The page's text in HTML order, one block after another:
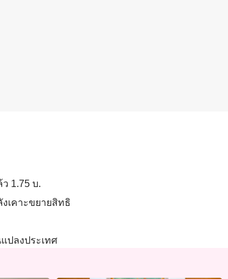
1.75 บ.
เคาะขยายสิทธิ
ปลงประเทศ